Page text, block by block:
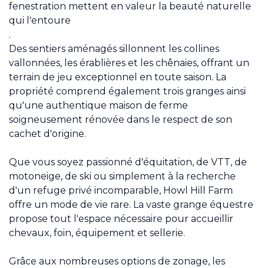
fenestration mettent en valeur la beauté naturelle
qui l'entoure
.
Des sentiers aménagés sillonnent les collines
vallonnées, les érablières et les chênaies, offrant un
terrain de jeu exceptionnel en toute saison. La
propriété comprend également trois granges ainsi
qu'une authentique maison de ferme
soigneusement rénovée dans le respect de son
cachet d'origine.
Que vous soyez passionné d'équitation, de VTT, de
motoneige, de ski ou simplement à la recherche
d'un refuge privé incomparable, Howl Hill Farm
offre un mode de vie rare. La vaste grange équestre
propose tout l'espace nécessaire pour accueillir
chevaux, foin, équipement et sellerie.
Grâce aux nombreuses options de zonage, les